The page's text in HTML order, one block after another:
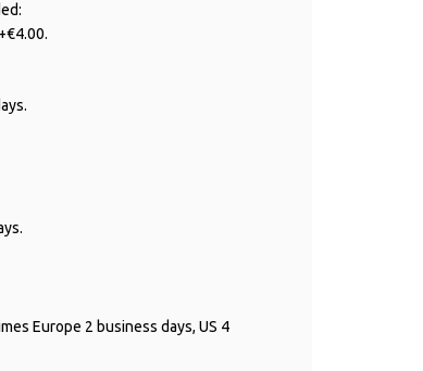
+€4.00.
Europe 2 business days, US 4